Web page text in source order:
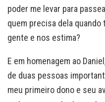
poder me levar para
quem precisa dela
gente e nos estima?
E em homenagem ao
de duas pessoas
meu primeiro dono e seu